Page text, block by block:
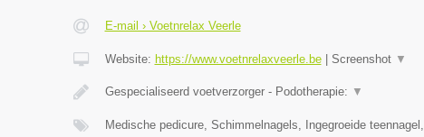
E-mail › Voetnrelax Veerle
Website: https://www.voetnrelaxveerle.be| Screenshot ▼
Gespecialiseerd voetverzorger - Podotherapie: ▼
Medische pedicure, Schimmelnagels, Ingegroeide teennagel,